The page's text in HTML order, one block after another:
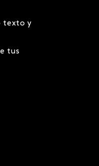
texto y
tus